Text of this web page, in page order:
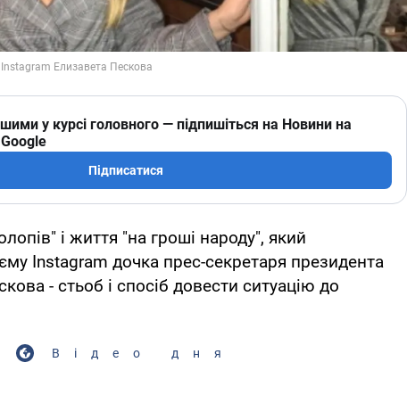
у курсі головного — підпишіться на Новини на
Підписатися
і життя "на гроші народу", який
Instagram дочка прес-секретаря президента
- стьоб і спосіб довести ситуацію до
Відео дня